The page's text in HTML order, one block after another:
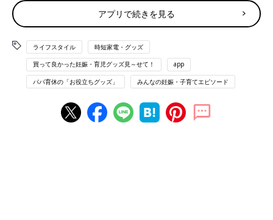
◾️チェアベルト
「ベビーチェアがないお店でも使えて重宝しました。セールだっ
たので150円で買えたのもよかった！」（きなこんぐ）
◾️食器洗い用洗剤入れ
「ふたがなく上にスポンジをのせてプッシュすると洗剤が適量出
るので、片手でできて簡単だし、使いすぎにならない。途中で足
したい時もすぐできます」（なな）
アプリで続きを見る
ライフスタイル 時短家電・グッズ
買って良かった妊娠・育児グッズ見～せて！ app
パパ育休の「お役立ちグッズ」 みんなの妊娠・子育てエピソード